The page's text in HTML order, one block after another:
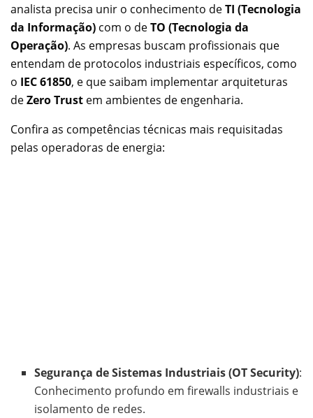
analista precisa unir o conhecimento deTI (Tecnologia
da Informação) com o deTO (Tecnologia da
Operação). As empresas buscam profissionais que
entendam de protocolos industriais específicos, como
o IEC 61850, e que saibam implementar arquiteturas
deZero Trust em ambientes de engenharia.
Confira as competências técnicas mais requisitadas
pelas operadoras de energia:
Segurança de Sistemas Industriais (OT Security):
Conhecimento profundo em firewalls industriais e
isolamento de redes.